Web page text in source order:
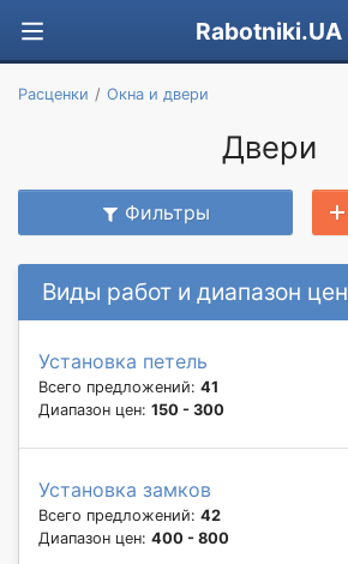
Rabotniki.UA
Расценки Окна и двери
Двери
Фильтры
Виды работ и диапазон цен
Установка петель
Всего предложений: 41
Диапазон цен: 150 - 300
Установка замков
Всего предложений: 42
Диапазон цен: 400 - 800